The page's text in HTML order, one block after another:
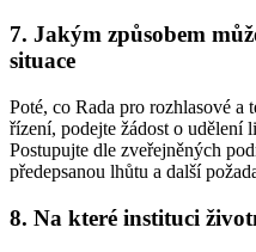
7. Jakým způsobem
situace
Poté, co Rada pro rozhlasové
řízení, podejte žádost o udělení
Postupujte dle zveřejněných
předepsanou lhůtu a další
8. Na které instituci